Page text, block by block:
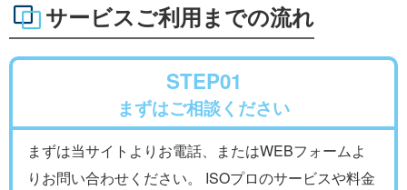
サービスご利用までの流れ
STEP01
まずはご相談ください
まずは当サイトよりお電話、またはWEBフォームよ
りお問い合わせください。 ISOプロのサービスや料金